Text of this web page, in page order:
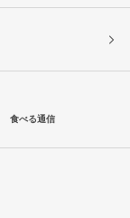
食べる通信